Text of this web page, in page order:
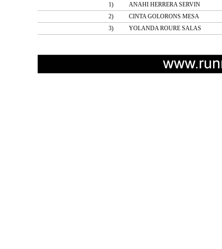
1)
ANAHI HERRERA SERVIN
2)
CINTA GOLORONS MESA
3)
YOLANDA ROURE SALAS